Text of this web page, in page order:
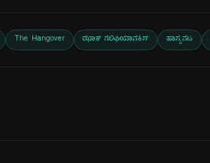
The Hangover ಝಾಕ್ ಗಲಿಫಿಯಾನಕಿಸ್ ಹಾಸ್ಯನಟ